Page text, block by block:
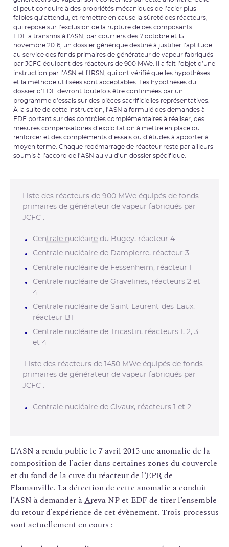
ci peut conduire à des propriétés mécaniques de l’acier plus
faibles qu’attendu, et remettre en cause la sûreté des réacteurs,
qui repose sur l’exclusion de la rupture de ces composants.
EDF a transmis à l’ASN, par courriers des 7 octobre et 15
novembre 2016, un dossier générique destiné à justifier l’aptitude
au service des fonds primaires de générateur de vapeur fabriqués
par JCFC équipant des réacteurs de 900 MWe. Il a fait l’objet d’une
instruction par l’ASN et l’IRSN, qui ont vérifié que les hypothèses
et la méthode utilisées sont acceptables. Les hypothèses du
dossier d’EDF devront toutefois être confirmées par un
programme d’essais sur des pièces sacrificielles représentatives.
À la suite de cette instruction, l’ASN a formulé des demandes à
EDF portant sur des contrôles complémentaires à réaliser, des
mesures compensatoires d’exploitation à mettre en place ou
renforcer et des compléments d’essais ou d’études à apporter à
moyen terme. Chaque redémarrage de réacteur reste par ailleurs
soumis à l’accord de l’ASN au vu d’un dossier spécifique.
Liste des réacteurs de 900 MWe équipés de fonds
primaires de générateur de vapeur fabriqués par
JCFC :
Centrale nucléaire du Bugey, réacteur 4
Centrale nucléaire de Dampierre, réacteur 3
Centrale nucléaire de Fessenheim, réacteur 1
Centrale nucléaire de Gravelines, réacteurs 2 et
4
Centrale nucléaire de Saint-Laurent-des-Eaux,
réacteur B1
Centrale nucléaire de Tricastin, réacteurs 1, 2, 3
et 4
Liste des réacteurs de 1450 MWe équipés de fonds
primaires de générateur de vapeur fabriqués par
JCFC :
Centrale nucléaire de Civaux, réacteurs 1 et 2
L’ASN a rendu public le 7 avril 2015 une anomalie de la
composition de l’acier dans certaines zones du couvercle
et du fond de la cuve du réacteur de l’EPRde
Flamanville. La détection de cette anomalie a conduit
l’ASN à demander àAreva NP et EDF de tirer l’ensemble
du retour d’expérience de cet évènement. Trois processus
sont actuellement en cours :